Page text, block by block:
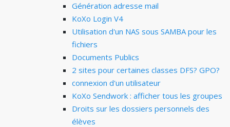
Génération adresse mail
KoXo Login V4
Utilisation d'un NAS sous SAMBA pour les
fichiers
Documents Publics
2 sites pour certaines classes DFS? GPO?
connexion d'un utilisateur
KoXo Sendwork : afficher tous les groupes
Droits sur les dossiers personnels des
élèves